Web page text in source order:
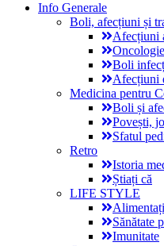
Info Generale
Boli, afecțiuni și
Afecțiuni
Oncologie
Boli
Afecțiuni
Medicina pentru
Boli și
Povești,
Sfatul
Retro
Istoria
Știați că
LIFE STYLE
Sănătate
Imunitate